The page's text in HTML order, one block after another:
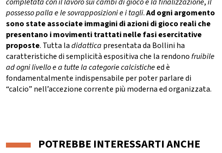
possesso palla e le sovrapposizioni e i tagli.Ad ogni argomento
sono state associate immagini di azioni di gioco reali che
presentano i movimenti trattati nelle fasi esercitative
proposte. Tutta ladidattica presentata da Bollini ha
caratteristiche di semplicità espositiva che la rendonofruibile
ad ogni livello e a tutte la categorie calcisticheed è
fondamentalmente indispensabile per poter parlare di
“calcio” nell’accezione corrente più moderna ed organizzata.
POTREBBE INTERESSARTI ANCHE